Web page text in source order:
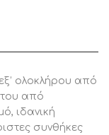
ολοκλήρου από
του από
ιδανική
συνθήκες